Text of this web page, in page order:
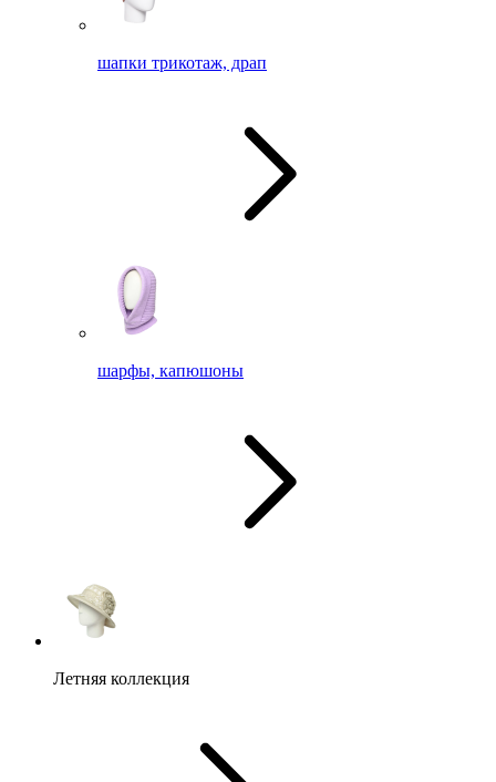
шапки трикотаж, драп
шарфы, капюшоны
Летняя коллекция